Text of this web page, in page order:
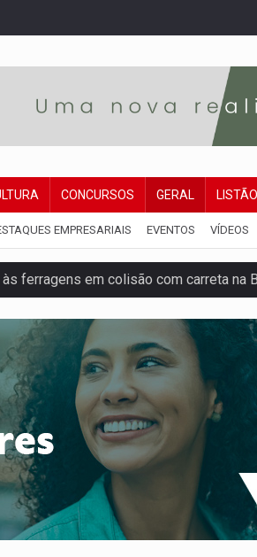
CONCURSOS GERAL LISTÃO
EMPRESARIAIS EVENTOS VÍDEOS
ferragens em colisão com carreta na
de semana em Porto Velho
do CV com arma e drogas em boca de
para ampliar ações voltadas a PCD's
durante exercício antiaéreo
CINEMAZÔNIA leva cinema
de calor intenso e tempo firme
asfalto chega ao bairro Nova